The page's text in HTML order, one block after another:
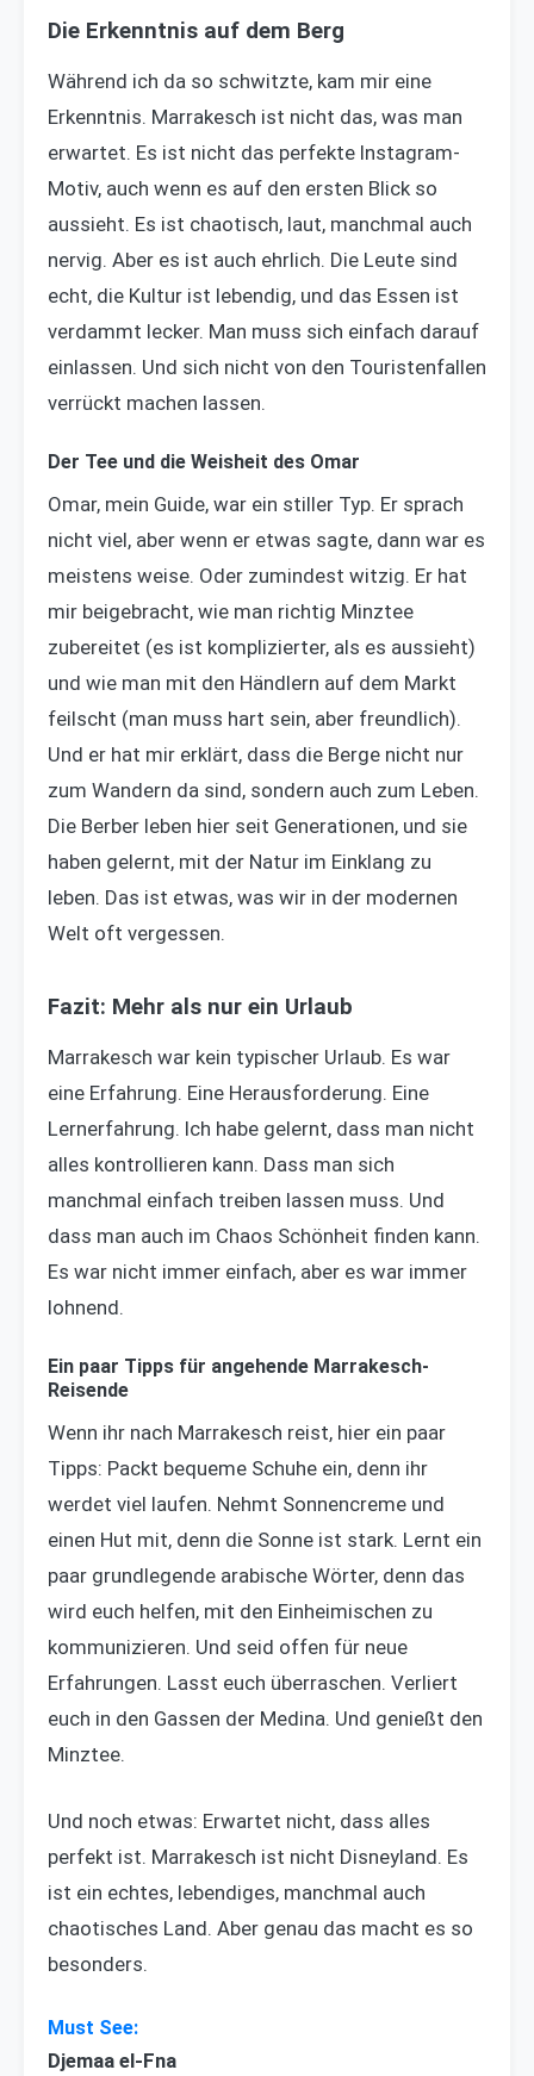
Die Erkenntnis auf dem Berg
Während ich da so schwitzte, kam mir eine
Erkenntnis. Marrakesch ist nicht das, was man
erwartet. Es ist nicht das perfekte Instagram-
Motiv, auch wenn es auf den ersten Blick so
aussieht. Es ist chaotisch, laut, manchmal auch
nervig. Aber es ist auch ehrlich. Die Leute sind
echt, die Kultur ist lebendig, und das Essen ist
verdammt lecker. Man muss sich einfach darauf
einlassen. Und sich nicht von den Touristenfallen
verrückt machen lassen.
Der Tee und die Weisheit des Omar
Omar, mein Guide, war ein stiller Typ. Er sprach
nicht viel, aber wenn er etwas sagte, dann war es
meistens weise. Oder zumindest witzig. Er hat
mir beigebracht, wie man richtig Minztee
zubereitet (es ist komplizierter, als es aussieht)
und wie man mit den Händlern auf dem Markt
feilscht (man muss hart sein, aber freundlich).
Und er hat mir erklärt, dass die Berge nicht nur
zum Wandern da sind, sondern auch zum Leben.
Die Berber leben hier seit Generationen, und sie
haben gelernt, mit der Natur im Einklang zu
leben. Das ist etwas, was wir in der modernen
Welt oft vergessen.
Fazit: Mehr als nur ein Urlaub
Marrakesch war kein typischer Urlaub. Es war
eine Erfahrung. Eine Herausforderung. Eine
Lernerfahrung. Ich habe gelernt, dass man nicht
alles kontrollieren kann. Dass man sich
manchmal einfach treiben lassen muss. Und
dass man auch im Chaos Schönheit finden kann.
Es war nicht immer einfach, aber es war immer
lohnend.
Ein paar Tipps für angehende Marrakesch-
Reisende
Wenn ihr nach Marrakesch reist, hier ein paar
Tipps: Packt bequeme Schuhe ein, denn ihr
werdet viel laufen. Nehmt Sonnencreme und
einen Hut mit, denn die Sonne ist stark. Lernt ein
paar grundlegende arabische Wörter, denn das
wird euch helfen, mit den Einheimischen zu
kommunizieren. Und seid offen für neue
Erfahrungen. Lasst euch überraschen. Verliert
euch in den Gassen der Medina. Und genießt den
Minztee.
Und noch etwas: Erwartet nicht, dass alles
perfekt ist. Marrakesch ist nicht Disneyland. Es
ist ein echtes, lebendiges, manchmal auch
chaotisches Land. Aber genau das macht es so
besonders.
Djemaa el-Fna